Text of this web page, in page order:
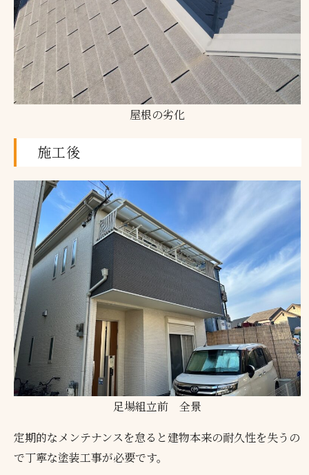
屋根の劣化
施工後
足場組立前 全景
定期的なメンテナンスを怠ると建物本来の耐久性を失うの
で丁寧な塗装工事が必要です。